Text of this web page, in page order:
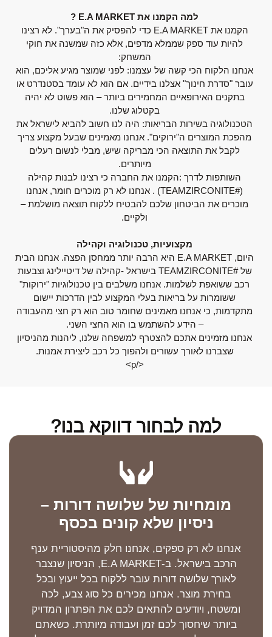
למה הקמנו את E.A MARKET ?
הקמנו את E.A MARKET כדי להפסיק את ה"בערך". לא רצינו
להיות עוד ספק שממלא מדפים, אלא כזה שמשנה את חוקי
המשחק:
אנחנו הלקוח הכי קשה של עצמנו: לפני שמוצר מגיע אליכם, הוא
עובר "סדרת חינוך" אצלנו בידיים. אם הוא לא עומד בסטנדרט או
בתקנים האירופאיים המחמירים ביותר – הוא פשוט לא יהיה
בקטלוג שלנו.
הטכנולוגיה בשירות הבריאות: היה לנו חשוב להביא לישראל את
מהפכת המוצרים ה"ירוקים". אנחנו מאמינים שבעל מקצוע צריך
לקבל את התוצאה הכי מבריקה שיש, מבלי לנשום רעלים
מיותרים.
השותפות לדרך :הקמנו את החברה כי רצינו לבנות קהילה
(#TEAMZIRCONITE) . אנחנו לא רק מוכרים חומר, אנחנו
מוכרים את הביטחון שלכם להבטיח ללקוח תוצאה מושלמת –
ולקיים.
מקצועיות, טכנולוגיה וקהילה
היום, E.A MARKET היא הרבה יותר ממחסן הפצה. אנחנו הבית
של #TEAMZIRCONITE בישראל -קהילה של דיטיילינג וצבעות
רכב ששואפת לשלמות. אנחנו משלבים בין טכנולוגיות "ירוקות"
ששומרות על בריאות בעלי המקצוע לבין הדרכות יישום
מתקדמות, כי אנחנו מאמינים שחומר טוב הוא רק חצי מהעבודה
– הידע להשתמש בו הוא החצי השני.
אנחנו מזמינים אתכם להצטרף למשפחה שלנו, ליהנות מהניסיון
שצברנו לאורך עשורים ולהפוך כל רכב ליצירת אמנות.
</p>
למה לבחור דווקא בנו?
מומחיות של שלושה דורות –
ניסיון שלא קונים בכסף
אנחנו לא רק ספקים, אנחנו חלק מהיסטוריית ענף
הרכב בישראל. ב-E.A MARKET, הניסיון שנצבר
לאורך שלושה דורות עובר ללקוח בכל ייעוץ ובכל
בחירת מוצר. אנחנו מכירים כל סוג צבע, לכה
ומשטח, ויודעים להתאים לכם את הפתרון המדויק
ביותר שיחסוך לכם זמן ועבודה מיותרת. כשאתם